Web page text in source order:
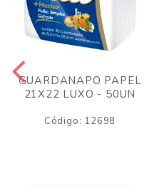
GUARDANAPO PAPEL
21X22 LUXO - 50UN
Código: 12698